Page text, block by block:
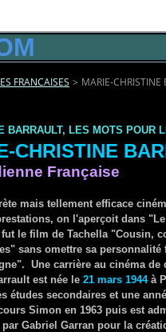
FRANCAISES > MARIE-CHRISTINE
BARRAULT, LES MOTS POUR
CHRISTINE
Française
mais tellement efficace
on l'aperçoit dans
le film de Tachella "Cousin,
sans omettre sa
Une carrière au cinéma de
est née le 21 mars 1944à
études secondaires et une
Simon en 1963 puis est
Gabriel Garran pour la